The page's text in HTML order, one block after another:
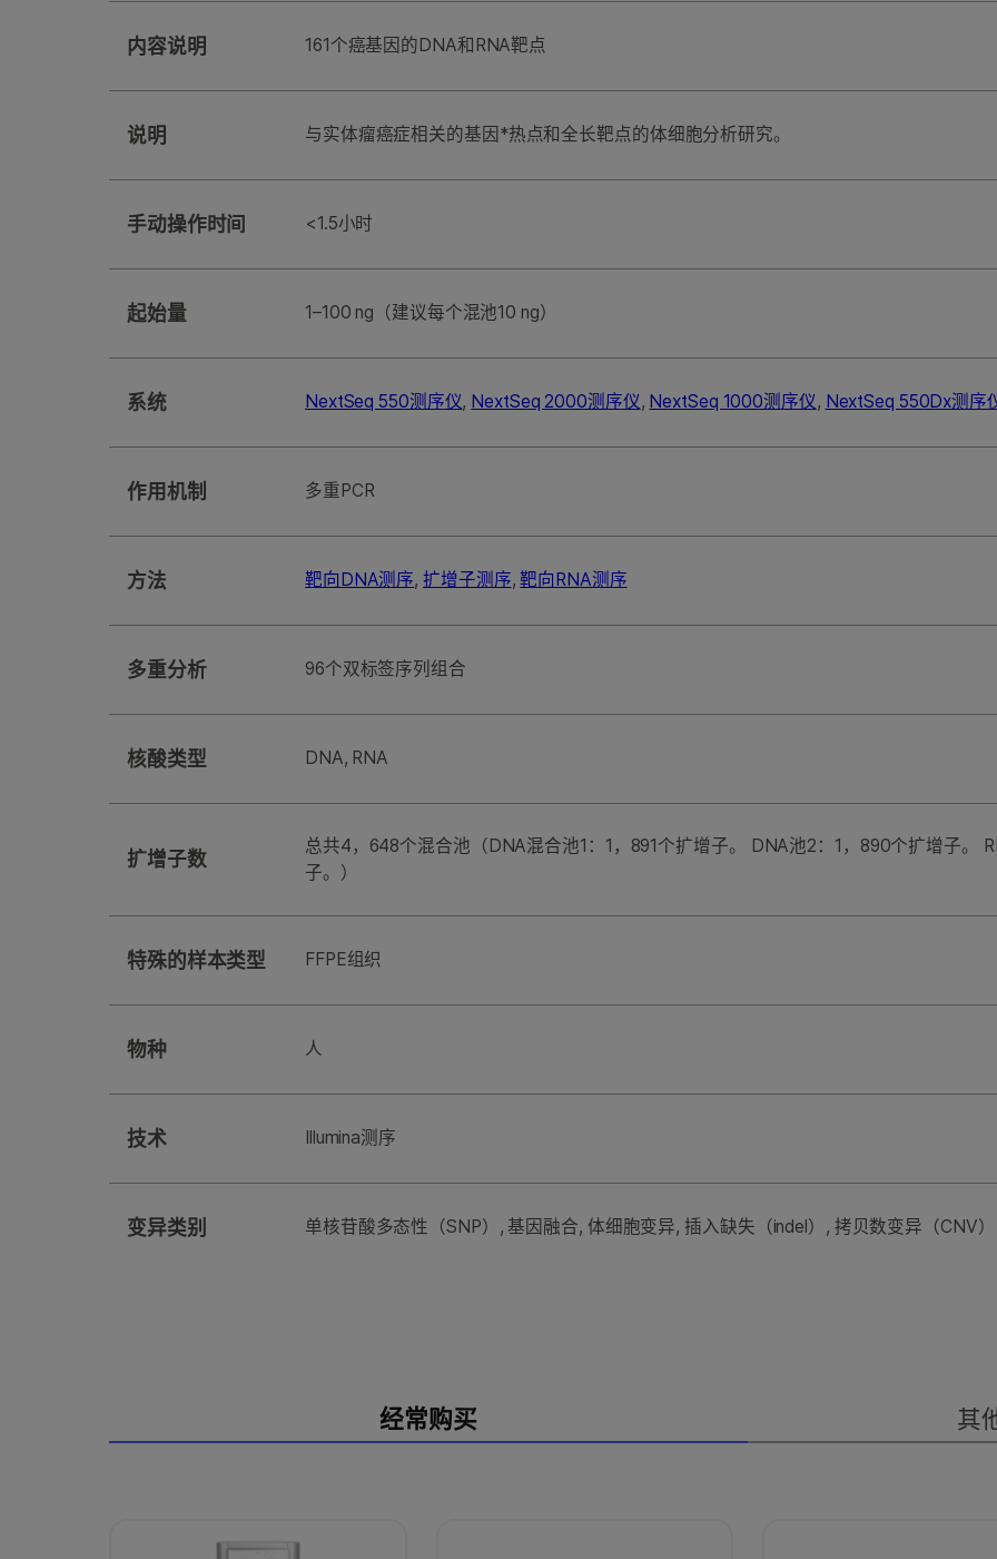
内容说明 161个癌基因的DNA和RNA靶点
说明 与实体瘤癌症相关的基因*热点和全长靶点的体细胞分析研究。
手动操作时间 <1.5小时
起始量 1–100 ng（建议每个混池10 ng）
系统 NextSeq 550测序仪, NextSeq 2000测序仪, NextSeq 1000测序仪, NextSeq 550Dx测序
作用机制 多重PCR
方法 靶向DNA测序,扩增子测序,靶向RNA测序
多重分析 96个双标签序列组合
核酸类型 DNA, RNA
扩增子数
总共4，648个混合池（DNA混合池1：1，891个扩增子。 DNA池2：1，890个扩增子。
子。）
特殊的样本类型 FFPE组织
物种 人
技术 Illumina测序
变异类别 单核苷酸多态性（SNP）, 基因融合, 体细胞变异, 插入缺失（indel）, 拷贝数变异（CNV）
经常购买 其